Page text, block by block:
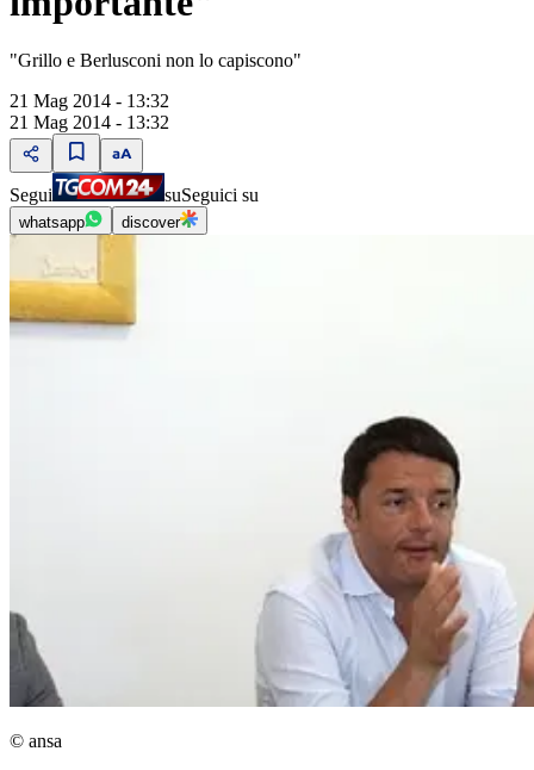
"Grillo e Berlusconi non lo capiscono"
21 Mag 2014 - 13:32
21 Mag 2014 - 13:32
Segui suSeguici su
whatsapp discover
© ansa